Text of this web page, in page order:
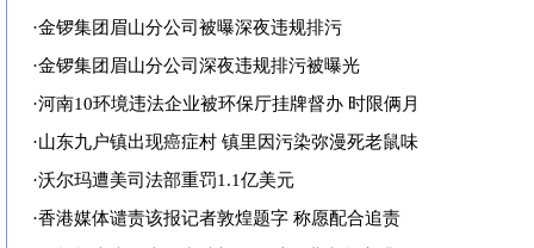
·金锣集团眉山分公司被曝深夜违规排污
·金锣集团眉山分公司深夜违规排污被曝光
·河南10环境违法企业被环保厅挂牌督办 时限俩月
·山东九户镇出现癌症村 镇里因污染弥漫死老鼠味
·沃尔玛遭美司法部重罚1.1亿美元
·香港媒体谴责该报记者敦煌题字 称愿配合追责